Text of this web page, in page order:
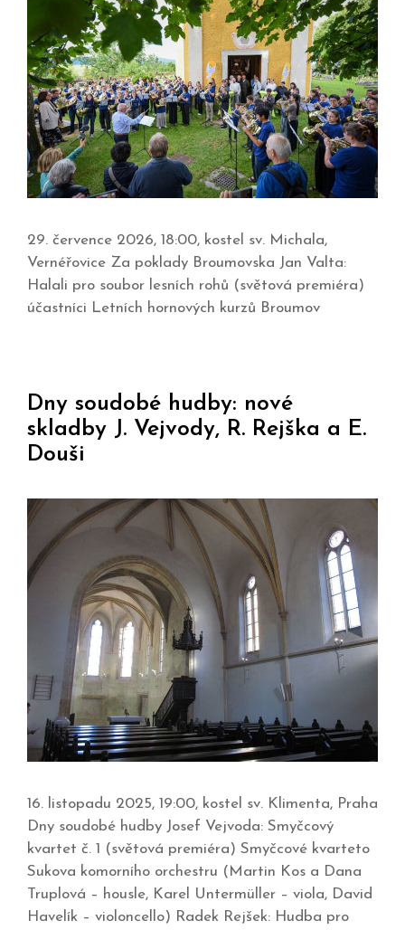
29. července 2026, 18:00, kostel sv. Michala,
Vernéřovice Za poklady Broumovska Jan Valta:
Halali pro soubor lesních rohů (světová premiéra)
účastníci Letních hornových kurzů Broumov
Dny soudobé hudby: nové
skladby J. Vejvody, R. Rejška a E.
Douši
16. listopadu 2025, 19:00, kostel sv. Klimenta, Praha
Dny soudobé hudby Josef Vejvoda: Smyčcový
kvartet č. 1 (světová premiéra) Smyčcové kvarteto
Sukova komorního orchestru (Martin Kos a Dana
Truplová – housle, Karel Untermüller – viola, David
Havelík – violoncello) Radek Rejšek: Hudba pro